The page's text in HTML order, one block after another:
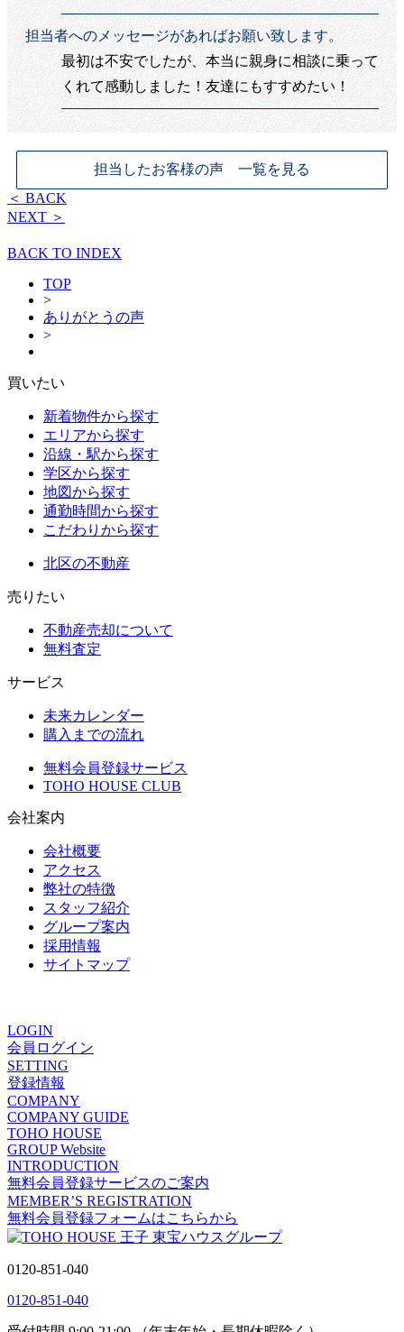
担当者へのメッセージがあればお願い致します。
最初は不安でしたが、本当に親身に相談に乗って
くれて感動しました！友達にもすすめたい！
担当したお客様の声 一覧を見る
＜ BACK
NEXT ＞
BACK TO INDEX
TOP
>
ありがとうの声
>
買いたい
新着物件から探す
エリアから探す
沿線・駅から探す
学区から探す
地図から探す
通勤時間から探す
こだわりから探す
北区の不動産
売りたい
不動産売却について
無料査定
サービス
未来カレンダー
購入までの流れ
無料会員登録サービス
TOHO HOUSE CLUB
会社案内
会社概要
アクセス
弊社の特徴
スタッフ紹介
グループ案内
採用情報
サイトマップ
LOGIN
会員ログイン
SETTING
登録情報
COMPANY
COMPANY GUIDE
TOHO HOUSE
GROUP Website
INTRODUCTION
無料会員登録サービスのご案内
MEMBER’S REGISTRATION
無料会員登録フォームはこちらから
0120-851-040
0120-851-040